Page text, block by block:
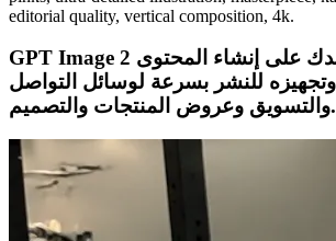
editorial quality, vertical composition, 4k.
GPT Image 2 المجاني يساعدك على إنشاء المحتوى
للنشر بسرعة لوسائل التواصل
والتسويق وعروض المنتجات والتصميم.